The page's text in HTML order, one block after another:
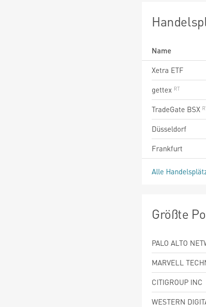
Name
Xetra ETF
gettex
TradeGate BSX
Düsseldorf
Frankfurt
Alle
Größte
PALO ALTO
MARVELL
CITIGROUP INC
WESTERN